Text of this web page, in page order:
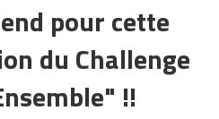
pour cette
du Challenge
!!